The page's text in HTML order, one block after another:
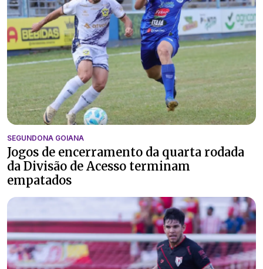
SEGUNDONA GOIANA
Jogos de encerramento da quarta rodada
da Divisão de Acesso terminam
empatados